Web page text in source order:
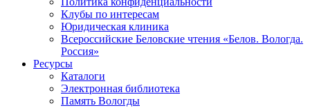
Клубы по интересам
Юридическая клиника
Всероссийские Беловские чтения «Белов. Вологда.
Россия»
Ресурсы
Каталоги
Электронная библиотека
Память Вологды